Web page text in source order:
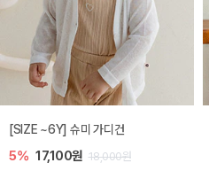
밀라 아기 점프수트
10% 30,600원 34,000원